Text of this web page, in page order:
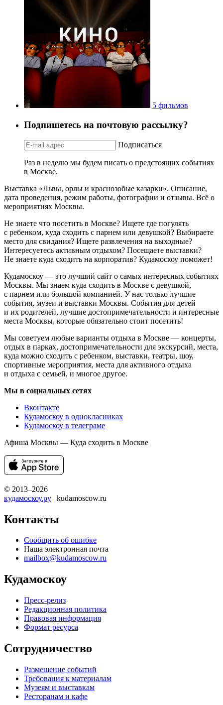
5 фильмов
Подпишетесь на почтовую рассылку?
Подписаться
Раз в неделю мы будем писать о предстоящих событиях
в Москве.
Выставка «Львы, орлы и краснозобые казарки». Описание,
дата проведения, режим работы, фотографии и отзывы. Всё о
мероприятиях Москвы.
Не знаете что посетить в Москве? Ищете где погулять
с ребенком, куда сходить с парнем или девушкой? Выбираете
место для свидания? Ищете развлечения на выходные?
Интересуетесь активным отдыхом? Посещаете выставки?
Не знаете куда сходить на корпоратив? Кудамоскоу поможет!
Кудамоскоу — это лучший сайт о самых интересных событиях
Москвы. Мы знаем куда сходить в Москве с девушкой,
с парнем или большой компанией. У нас только лучшие
события, музеи и выставки Москвы. События для детей
и их родителей, лучшие достопримечательности и интересные
места Москвы, которые обязательно стоит посетить!
Мы советуем любые варианты отдыха в Москве — концерты,
отдых в парках, достопримечательности для экскурсий, места,
куда можно сходить с ребенком, выставки, театры, шоу,
спортивные мероприятия, места для активного отдыха
и отдыха с семьей, и многое другое.
Мы в социальных сетях
Вконтакте
Кудамоскоу в однокласниках
Кудамоскоу в телеграме
Афиша Москвы — Куда сходить в Москве
© 2013–2026
кудамоскоу.ру | kudamoscow.ru
Контакты
Сообщить об ошибке
Наша электронная почта
mailbox@kudamoscow.ru
Кудамоскоу
Пресс-релиз
Редакционная политика
Правовая информация
Формат ресурса
Сотрудничество
Размещение событий
Требования к материалам
Музеям и выставкам
Ресторанам и кафе